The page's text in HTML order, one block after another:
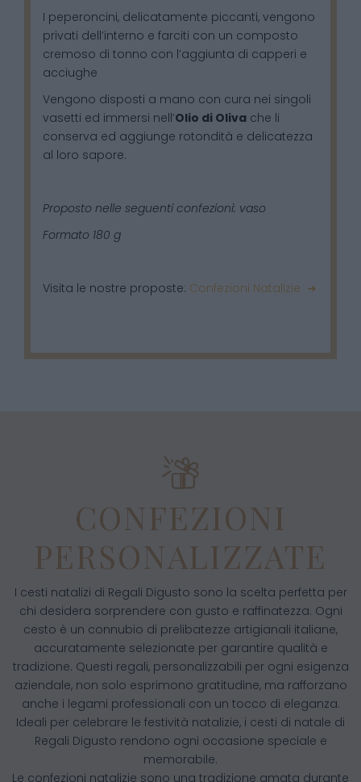
I peperoncini, delicatamente piccanti, vengono
privati dell’interno e farciti con un composto
cremoso di tonno con l’aggiunta di capperi e
acciughe
Vengono disposti a mano con cura nei singoli
vasetti ed immersi nell’Olio di Oliva che li
conserva ed aggiunge rotondità e delicatezza
al loro sapore.
Proposto nelle seguenti confezioni: vaso
Formato 180 g
Visita le nostre proposte: Confezioni Natalizie ➜
CONFEZIONI
PERSONALIZZATE
I cesti natalizi di Regali Digusto sono la scelta perfetta per
chi desidera sorprendere con gusto e raffinatezza. Ogni
cesto è un connubio di prelibatezze artigianali italiane,
accuratamente selezionate per garantire qualità e
tradizione. Questi regali, personalizzabili per ogni esigenza
aziendale, non solo esprimono gratitudine, ma rafforzano
anche i legami professionali con un tocco di eleganza.
Ideali per celebrare le festività natalizie, i cesti di natale di
Regali Digusto rendono ogni occasione speciale e
memorabile.
Le confezioni natalizie sono una tradizione amata durante